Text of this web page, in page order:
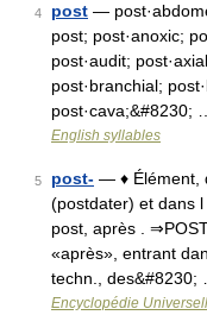
4 post —
post; post·anoxic;
post·audit;
post·branchial;
post·cava;&#8230; …
English syllables
5 post- — ♦ Élément,
(postdater) et dans
post, après .
«après», entrant
techn., des&#8230;
Encyclopédie